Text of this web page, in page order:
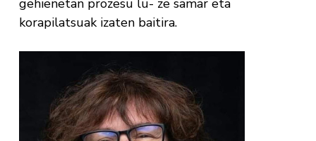
gehienetan prozesu lu- ze samar eta
korapilatsuak izaten baitira.